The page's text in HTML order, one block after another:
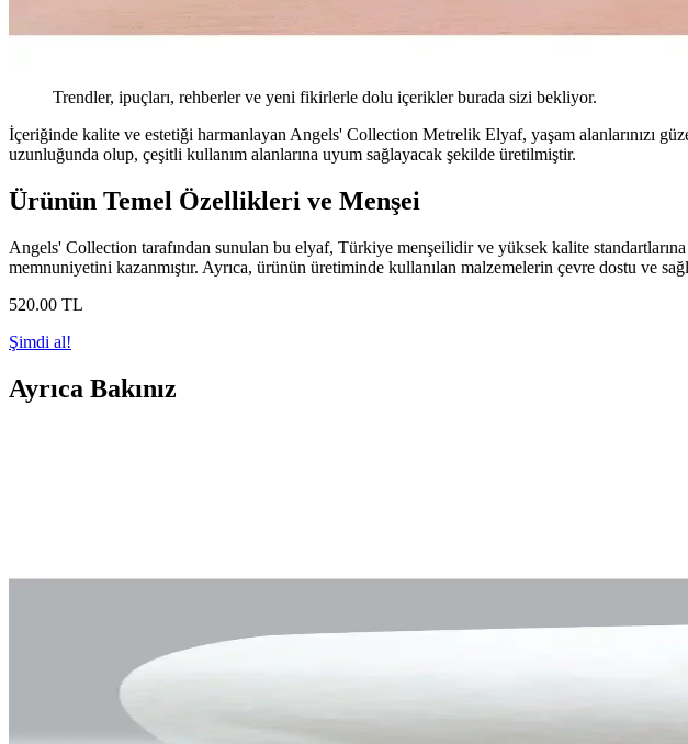
Trendler, ipuçları, rehberler ve yeni fikirlerle dolu içerikler burada sizi bekliyor.
İçeriğinde kalite ve estetiği harmanlayan Angels' Collection Metrelik Elyaf, yaşam alanlarınızı
uzunluğunda olup, çeşitli kullanım alanlarına uyum sağlayacak şekilde üretilmiştir.
Ürünün Temel Özellikleri ve Menşei
Angels' Collection tarafından sunulan bu elyaf, Türkiye menşeilidir ve yüksek kalite
memnuniyetini kazanmıştır. Ayrıca, ürünün üretiminde kullanılan malzemelerin çevre dostu ve
520.00 TL
Şimdi al!
Ayrıca Bakınız
Türkiye menşeli, çevre dostu ve estetik görünümlü Angels' Collection metrelik elyaf, çeşitli
Elyaf Tek Kişilik Yorganlar: Modern Yatak Odası Dekorasyonunda Konfor
Elyaf tek kişilik yorganlar, hafif, nefes alabilir ve kolay bakım özellikleriyle modern yatak
Taç 2 Li Elyaf Yastık 50x70: Yüksek Konfor ve Dayanıklılık Sunan Uygun